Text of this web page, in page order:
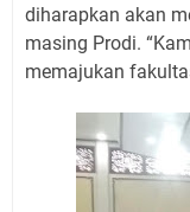
diharapkan akan
masing Prodi.
memajukan